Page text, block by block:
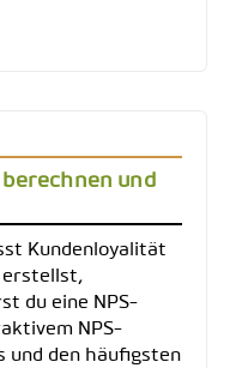
und
Kundenloyalität
erstellst,
du eine NPS-
NPS-
und den häufigsten